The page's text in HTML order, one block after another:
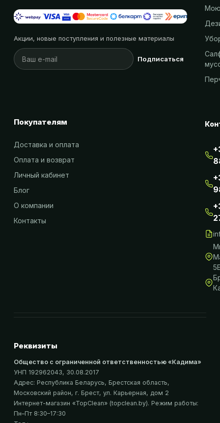
Акции, новые поступления и полезные материалы
Подписаться
Покупателям
Доставка и оплата
Оплата и возврат
Личный кабинет
Блог
О компании
Контакты
Реквизиты
Общество с ограниченной ответственностью «Кадима»
УНП 192962043, 30.08.2017
Адрес: Республика Беларусь, Брестская область,
Московский район, г. Брест, ул. Карьерная, дом 2
Интернет-магазин «TopClean» (topclean.by). Режим работы:
Пн–Пт 8:30–17:30